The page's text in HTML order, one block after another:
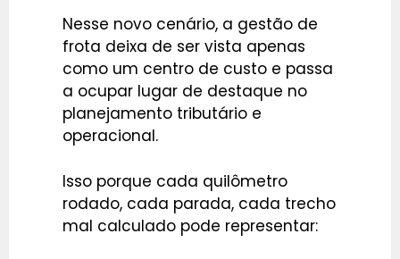
Nesse novo cenário, a gestão de
frota deixa de ser vista apenas
como um centro de custo e passa
a ocupar lugar de destaque no
planejamento tributário e
operacional.
Isso porque cada quilômetro
rodado, cada parada, cada trecho
mal calculado pode representar: